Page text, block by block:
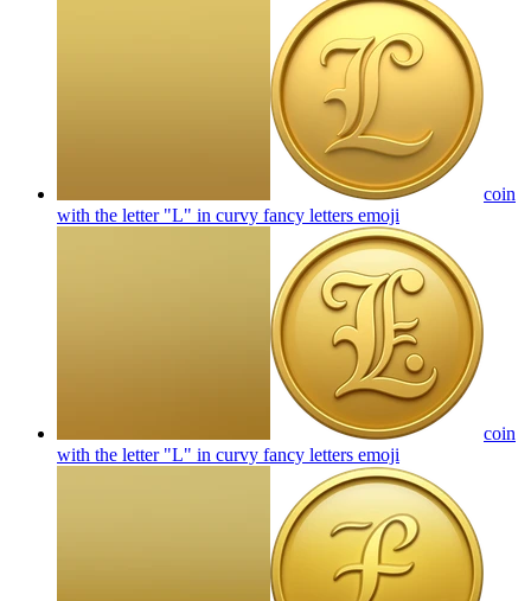
coin
with the letter "L" in curvy fancy letters emoji
coin
with the letter "L" in curvy fancy letters emoji